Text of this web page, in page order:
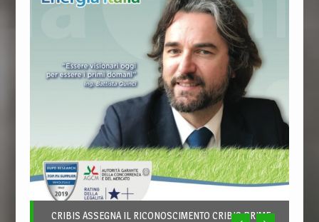
CRIBIS ASSEGNA IL RICONOSCIMENTO CRIBIS PRIME